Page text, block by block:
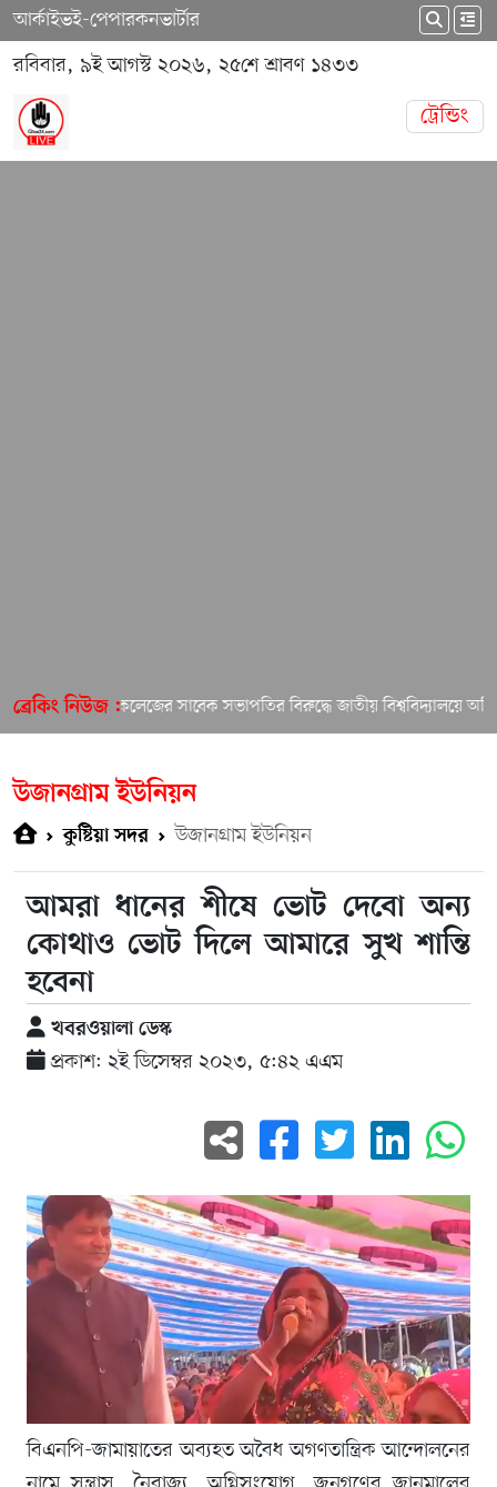
আর্কাইভই-পেপারকনভার্টার
রবিবার, ৯ই আগস্ট ২০২৬, ২৫শে শ্রাবণ ১৪৩৩
ট্রেন্ডিং
ব্রেকিং নিউজ :
কলেজের সাবেক সভাপতির বিরুদ্ধে জাতীয় বিশ্ববিদ্যালয়ে অভিযোগ!
উজানগ্রাম ইউনিয়ন
কুষ্টিয়া সদর উজানগ্রাম ইউনিয়ন
আমরা ধানের শীষে ভোট দেবো অন্য
কোথাও ভোট দিলে আমারে সুখ শান্তি
হবেনা
খবরওয়ালা ডেস্ক
প্রকাশ: ২ই ডিসেম্বর ২০২৩, ৫:৪২ এএম
বিএনপি-জামায়াতের অব্যহত অবৈধ অগণতান্ত্রিক আন্দোলনের